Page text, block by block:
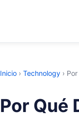
Inicio › Technology ›
Por Qué